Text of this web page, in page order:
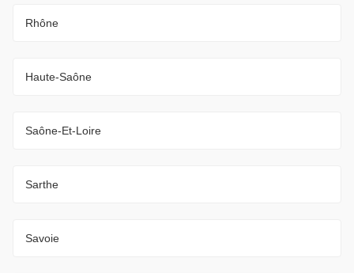
Rhône
Haute-Saône
Saône-Et-Loire
Sarthe
Savoie